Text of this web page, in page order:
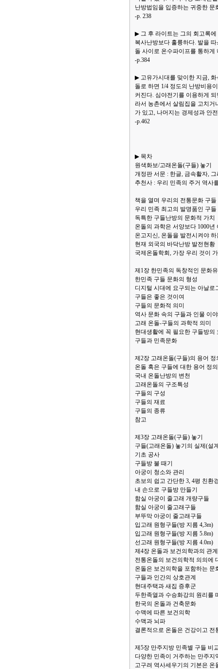
난방법임을 입증하는 귀중한 문
-p. 238
▶ 그 후 라이트는 그의 회고록
복사난방보다 훌륭하다. 발을
돌 사이로 온수파이프를 통하
-p.384
▶ 고유가시대를 맞이한 지금,
돌로 하면 1/4 정도의 난방비용
커진다. 심야전기를 이용하게
라서 농촌에서 살림집을 고치
가 있고, 나머지는 경제성과 안
-p.462
▶ 목차
원색화보/고래온돌(구들) 놓기
개정판 서문 : 한글, 금속활자,
추천사 : 우리 민족의 주거 역사
책을 열며 우리의 전통문화 구들
우리 민족 최고의 발명품인 구들
독특한 구들난방의 문화적 가치
온돌의 과학은 서양보다 1000년
온고지신, 온돌을 발전시켜야 하
현재 외국의 바닥난방 발전현황
국제온돌학회, 가장 우리 것이
제1장 한민족의 독창적인 문화
한민족 구들 문화의 형성
디지털 시대에 요구되는 아날로
구들은 좋은 것이여
구들의 문화적 의미
역사 문화 속의 구들과 인물 이
고래 온돌-구들의 과학적 의미
현대생활에 꼭 필요한 구들방의
구들과 민족문화
제2장 고래온돌(구들)의 용어 정
온돌 혹은 구들에 대한 용어 정의
국내 온돌난방의 변천
고래온돌의 구조특성
구들의 구성
구들의 재료
구들의 종류
참고
제3장 고래온돌(구들) 놓기
구들(고래온돌) 놓기의 실제(설
기초 공사
구들방 불 때기
아궁이 청소와 관리
초보의 쉽고 간단한 3, 4평 친환
내 손으로 구들방 만들기
함실 아궁이 줄고래 개량구들
함실 아궁이 줄고래구들
부뚜막 아궁이 줄고래구들
입고래 원형구들(방 지름 4,3m)
입고래 원형구들(방 지름 5.8m)
선고래 원형구들(방 지름 4.0m)
제4장 온돌과 보건의학과의 관계
전통온돌의 보건의학적 의의에
온돌은 보건의학을 포함하는 문
구들과 인간의 상호관계
현대주택과 새집 증후군
두한족열과 수승화강의 원리를
한국의 온돌과 건축문화
수맥에 따른 보건의학
수맥과 뇌파
결론적으로 온돌은 건강이고 전
제5장 만주지방 민족별 구들 비
다양한 민족이 거주하는 만주지
고구려 역사세우기의 기본은 온